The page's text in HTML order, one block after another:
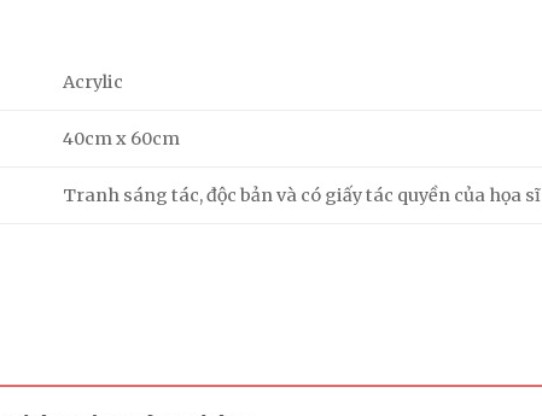
Acrylic
40cm x 60cm
Tranh sáng tác, độc bản và có giấy tác quyền của họa sĩ